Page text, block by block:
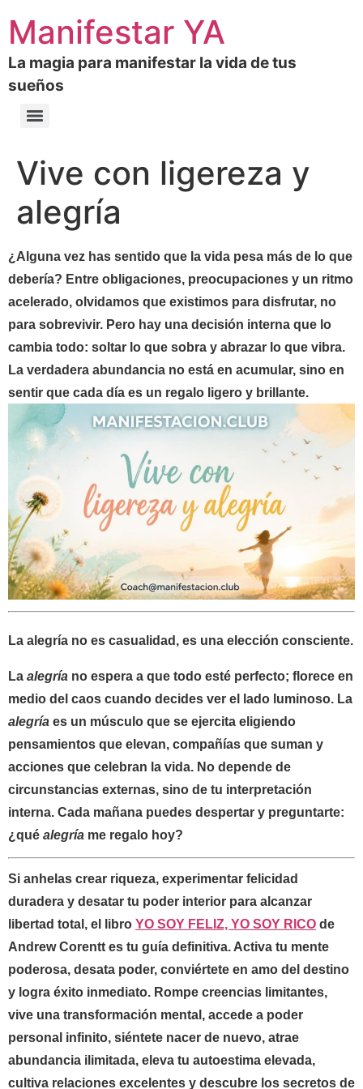
Manifestar YA
La magia para manifestar la vida de tus
sueños
Vive con ligereza y
alegría
¿Alguna vez has sentido que la vida pesa más de lo que
debería? Entre obligaciones, preocupaciones y un ritmo
acelerado, olvidamos que existimos para disfrutar, no
para sobrevivir. Pero hay una decisión interna que lo
cambia todo: soltar lo que sobra y abrazar lo que vibra.
La verdadera abundancia no está en acumular, sino en
sentir que cada día es un regalo ligero y brillante.
La alegría no es casualidad, es una elección consciente.
La alegría no espera a que todo esté perfecto; florece en
medio del caos cuando decides ver el lado luminoso. La
alegría es un músculo que se ejercita eligiendo
pensamientos que elevan, compañías que suman y
acciones que celebran la vida. No depende de
circunstancias externas, sino de tu interpretación
interna. Cada mañana puedes despertar y preguntarte:
¿qué alegría me regalo hoy?
Si anhelas crear riqueza, experimentar felicidad
duradera y desatar tu poder interior para alcanzar
libertad total, el libro YO SOY FELIZ, YO SOY RICO de
Andrew Corentt es tu guía definitiva. Activa tu mente
poderosa, desata poder, conviértete en amo del destino
y logra éxito inmediato. Rompe creencias limitantes,
vive una transformación mental, accede a poder
personal infinito, siéntete nacer de nuevo, atrae
abundancia ilimitada, eleva tu autoestima elevada,
cultiva relaciones excelentes y descubre los secretos de